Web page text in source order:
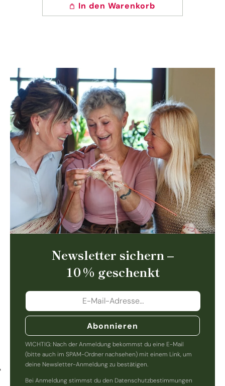
In den Warenkorb
Newsletter sichern –
10 % geschenkt
Abonnieren
WICHTIG: Nach der Anmeldung bekommst du eine E-Mail
(bitte auch im SPAM-Ordner nachsehen) mit einem Link, um
deine Newsletter-Anmeldung zu bestätigen.
Bei Anmeldung stimmst du den Datenschutzbestimmungen